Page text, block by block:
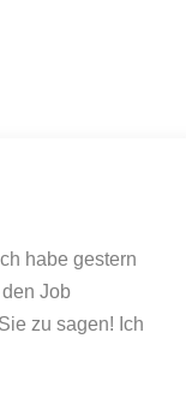
habe gestern
Job
zu sagen! Ich